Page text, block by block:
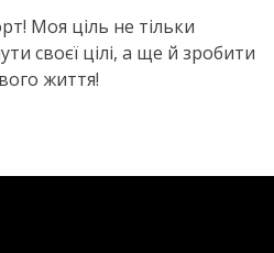
Моя ціль не тільки
своєї цілі, а ще й зробити
життя!